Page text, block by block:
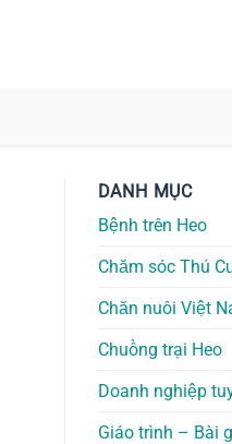
DANH MỤC
Bệnh trên Heo
Chăm sóc Thú
Chăn nuôi Việt
Chuồng trại Heo
Doanh nghiệp
Giáo trình – Bài